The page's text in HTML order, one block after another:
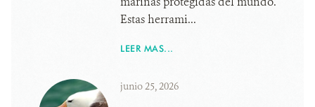
Estas herrami...
LEER MAS...
junio 25, 2026